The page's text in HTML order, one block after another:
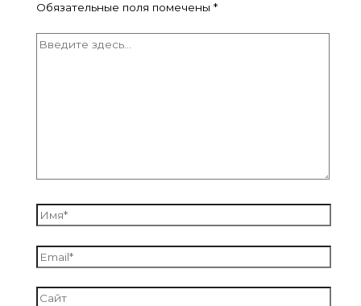
Обязательные поля помечены *
Введите
Имя*
Email*
Сайт